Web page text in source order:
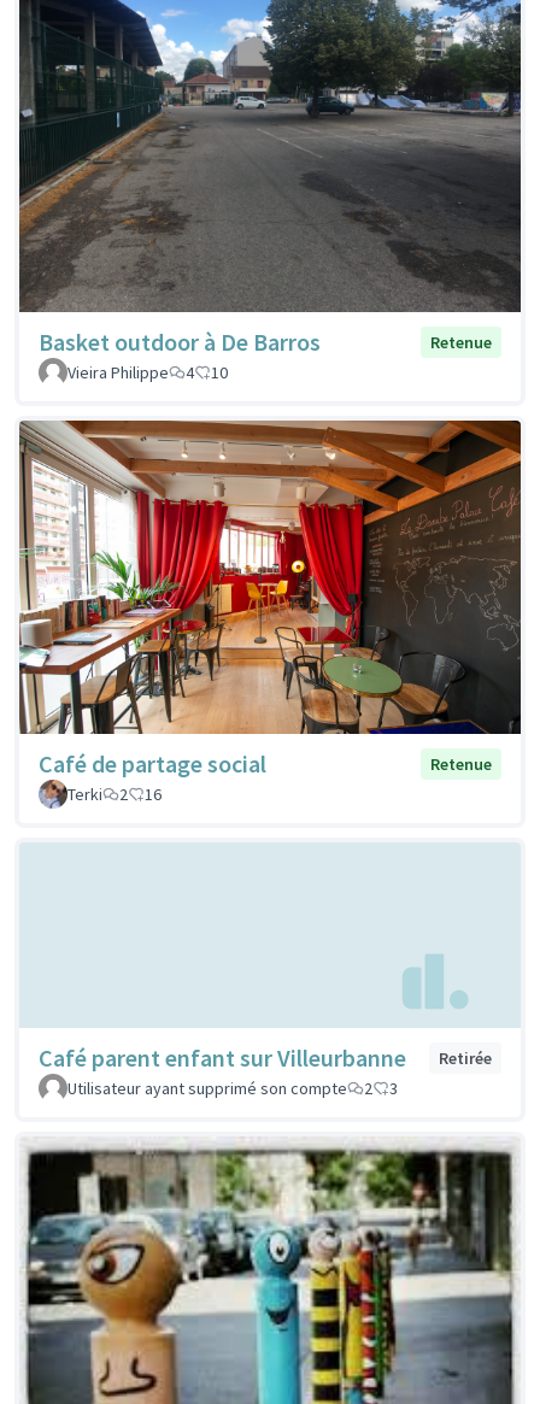
Basket outdoor à De Barros
Retenue
Vieira Philippe
4 10
Café de partage social
Retenue
Terki
2 16
Café parent enfant sur Villeurbanne
Retirée
Utilisateur ayant supprimé son compte
2 3